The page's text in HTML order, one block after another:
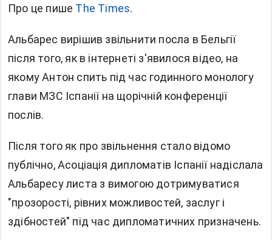
Про це пише The Times.
Альбарес вирішив звільнити посла в Бельгії
після того, як в інтернеті з'явилося відео, на
якому Антон спить під час годинного монологу
глави МЗС Іспанії на щорічній конференції
послів.
Після того як про звільнення стало відомо
публічно, Асоціація дипломатів Іспанії надіслала
Альбаресу листа з вимогою дотримуватися
"прозорості, рівних можливостей, заслуг і
здібностей" під час дипломатичних призначень.